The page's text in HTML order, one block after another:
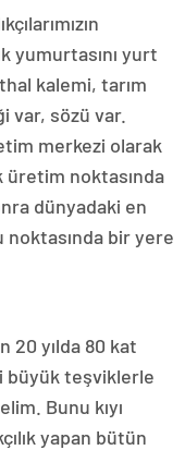
yumurtasını yurt
kalemi, tarım
var, sözü var.
merkezi olarak
üretim noktasında
dünyadaki en
noktasında bir yere
20 yılda 80 kat
büyük teşviklerle
Bunu kıyı
yapan bütün